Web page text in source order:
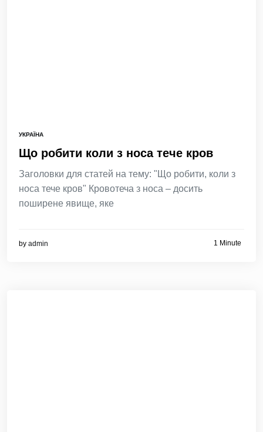
УКРАЇНА
Що робити коли з носа тече кров
Заголовки для статей на тему: "Що робити, коли з
носа тече кров" Кровотеча з носа – досить
поширене явище, яке
by admin 1 Minute